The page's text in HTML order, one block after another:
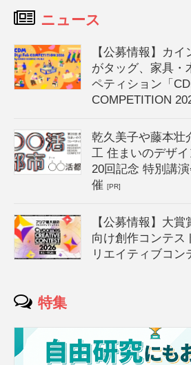
ニュース
【公募情報】カ
がタッグ、家具・
ペティション「
COMPETITION
乾久美子や藤本壮
工 住まいのデザ
20回記念 特別講
催[PR]
【公募情報】大
向け創作コンテス
リエイティブコン
特集